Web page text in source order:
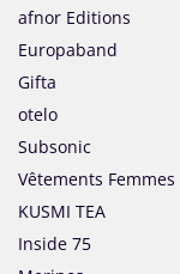
afnor Editions
Europaband
Gifta
otelo
Subsonic
Vêtements Femmes
KUSMI TEA
Inside 75